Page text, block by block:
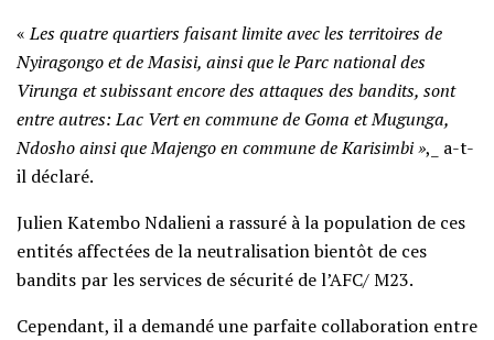
«Les quatre quartiers faisant limite avec les territoires de
Nyiragongo et de Masisi, ainsi que le Parc national des
Virunga et subissant encore des attaques des bandits, sont
entre autres: Lac Vert en commune de Goma et Mugunga,
Ndosho ainsi que Majengo en commune de Karisimbi »,_ a-t-
il déclaré.
Julien Katembo Ndalieni a rassuré à la population de ces
entités affectées de la neutralisation bientôt de ces
bandits par les services de sécurité de l’AFC/ M23.
Cependant, il a demandé une parfaite collaboration entre